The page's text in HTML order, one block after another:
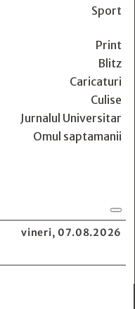
Sport
Print
Blitz
Caricaturi
Culise
Jurnalul Universitar
Omul saptamanii
vineri, 07.08.2026